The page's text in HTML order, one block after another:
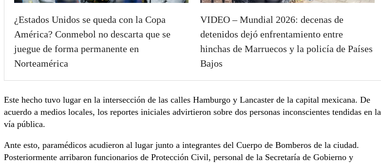
¿Estados Unidos se queda con la Copa
América? Conmebol no descarta que se
juegue de forma permanente en
Norteamérica
VIDEO – Mundial 2026: decenas de
detenidos dejó enfrentamiento entre
hinchas de Marruecos y la policía de Países
Bajos
Este hecho tuvo lugar en la intersección de las calles Hamburgo y Lancaster de la capital mexicana. De
acuerdo a medios locales, los reportes iniciales advirtieron sobre dos personas inconscientes tendidas en la
vía pública.
Ante esto, paramédicos acudieron al lugar junto a integrantes del Cuerpo de Bomberos de la ciudad.
Posteriormente arribaron funcionarios de Protección Civil, personal de la Secretaría de Gobierno y